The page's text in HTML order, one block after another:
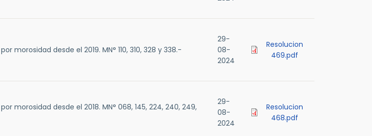
morosidad desde el 2019. MN° 110, 310, 328 y 338.-
29-
08-
2024
Resolucion
469.pdf
morosidad desde el 2018. MN° 068, 145, 224, 240, 249,
29-
08-
2024
Resolucion
468.pdf